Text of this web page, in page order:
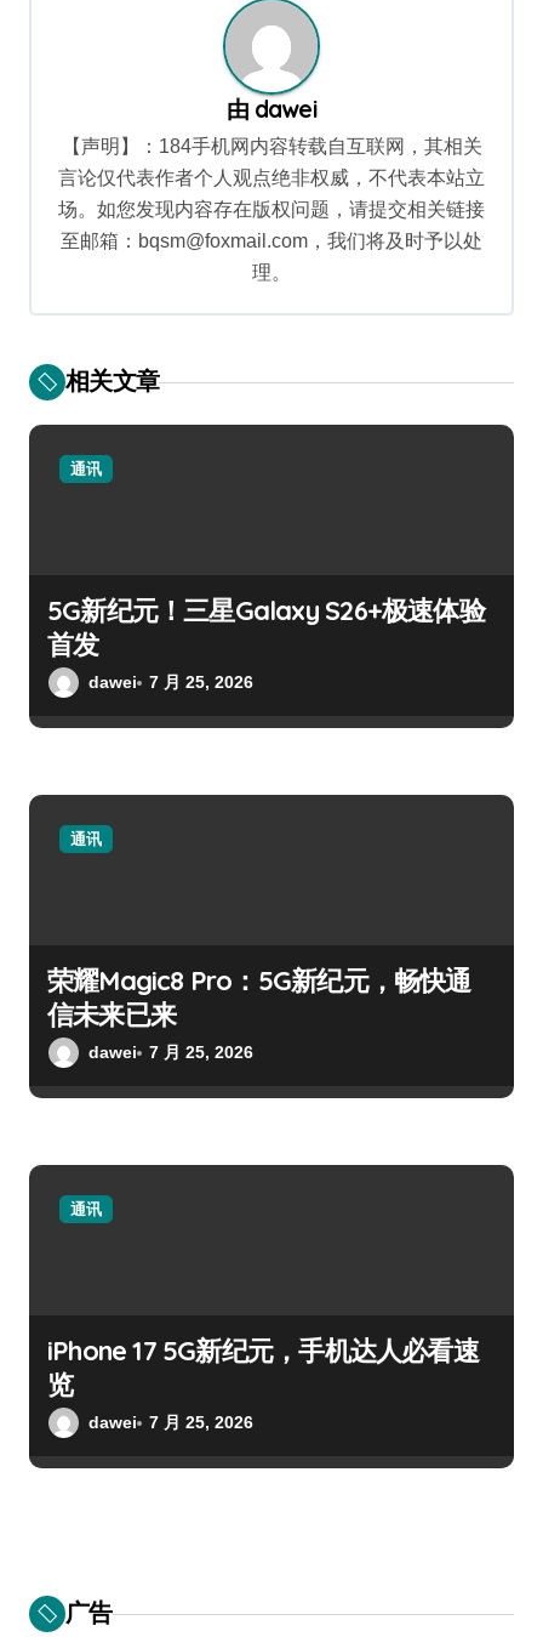
由 dawei
【声明】：184手机网内容转载自互联网，其相关
言论仅代表作者个人观点绝非权威，不代表本站立
场。如您发现内容存在版权问题，请提交相关链接
至邮箱：bqsm@foxmail.com，我们将及时予以处
理。
相关文章
通讯
5G新纪元！三星Galaxy S26+极速体验
首发
dawei 7 月 25, 2026
通讯
荣耀Magic8 Pro：5G新纪元，畅快通
信未来已来
dawei 7 月 25, 2026
通讯
iPhone 17 5G新纪元，手机达人必看速
览
dawei 7 月 25, 2026
广告